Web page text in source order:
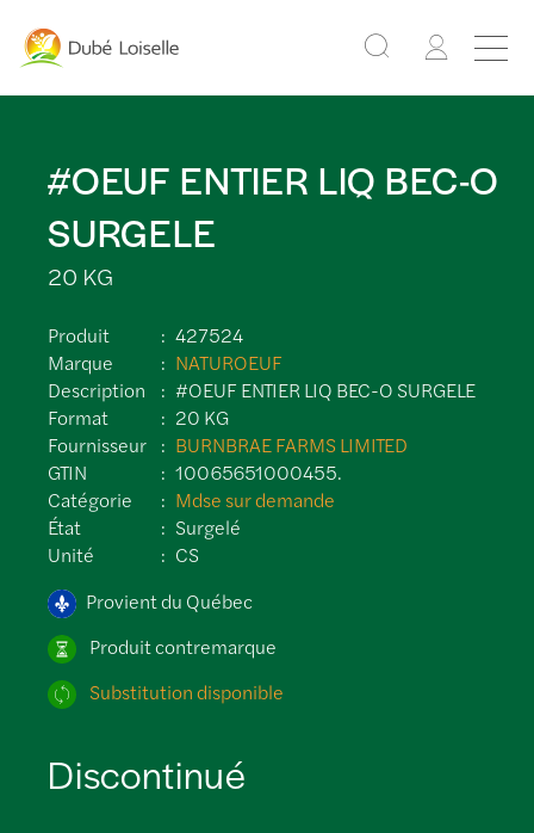
#OEUF ENTIER LIQ BEC-O
SURGELE
20 KG
Produit
427524
Marque
NATUROEUF
Description
#OEUF ENTIER LIQ BEC-O SURGELE
Format
20 KG
Fournisseur
BURNBRAE FARMS LIMITED
GTIN
10065651000455.
Catégorie
Mdse sur demande
État
Surgelé
Unité
CS
Provient du Québec
Produit contremarque
Substitution disponible
Discontinué